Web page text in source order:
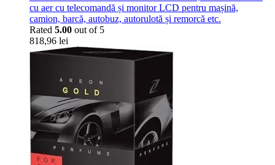
cu aer cu telecomandă și monitor LCD pentru mașină,
camion, barcă, autobuz, autorulotă și remorcă etc.
Rated 5.00 out of 5
818,96 lei